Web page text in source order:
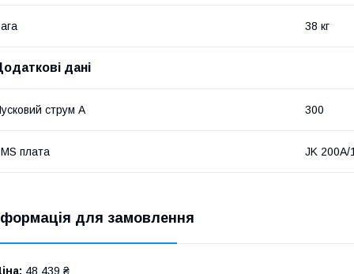
38 кг
дані
струм А 300
плата JK 200A/
для замовлення
48 439 ₴